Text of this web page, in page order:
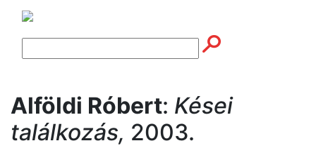
Alföldi Róbert: Kései
találkozás, 2003.